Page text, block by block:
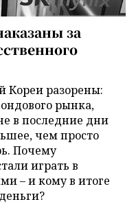
за
Кореи разорены:
рынка,
в последние дни
чем просто
Почему
играть в
– и кому в итоге